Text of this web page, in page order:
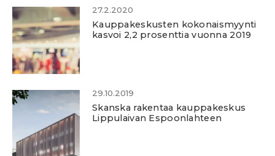
27.2.2020
Kauppakeskusten kokonaismyynti
kasvoi 2,2 prosenttia vuonna 2019
29.10.2019
Skanska rakentaa kauppakeskus
Lippulaivan Espoonlahteen